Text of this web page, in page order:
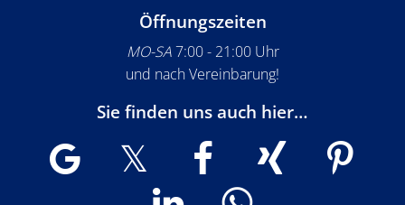
Öffnungszeiten
MO-SA7:00 - 21:00 Uhr
und nach Vereinbarung!
Sie finden uns auch hier…